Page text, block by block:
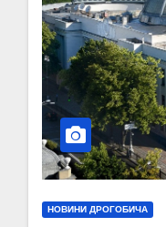
НОВИНИ ДРОГОБИЧА